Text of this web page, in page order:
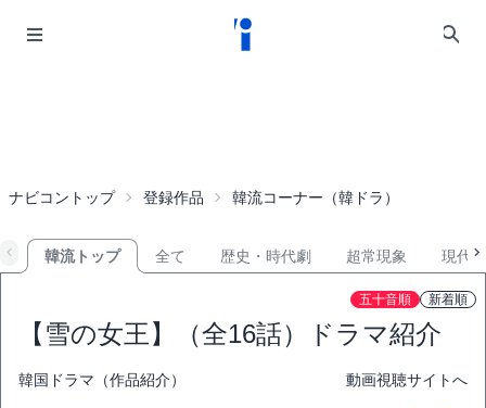
ナビコントップ 登録作品 韓流コーナー（韓ドラ）
韓流トップ 全て 歴史・時代劇 超常現象 現代
五十音順 新着順
【雪の女王】（全16話）ドラマ紹介
韓国ドラマ（作品紹介） 動画視聴サイトへ